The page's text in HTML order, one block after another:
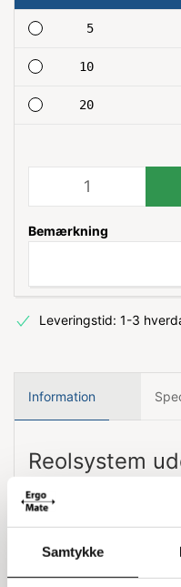
Samtykke
Bemærkning
5
10
20
Leveringstid: 1-3
Information
Reolsystem
Hi-280 Silver er et
kryds, hvilket
begge sider. Dette